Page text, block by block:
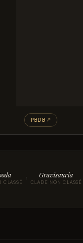
PBDB ↗
CLASSÉ › Gravisauria
CLADE NON CLASSÉ